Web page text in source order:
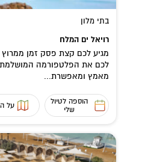
בתי מלון
רויאל ים המלח
מגיע לכם קצת פסק זמן ממרוץ
לכם את הפלטפורמה
מאמץ ומאפשרת...
הוספה לטיול
שלי
על